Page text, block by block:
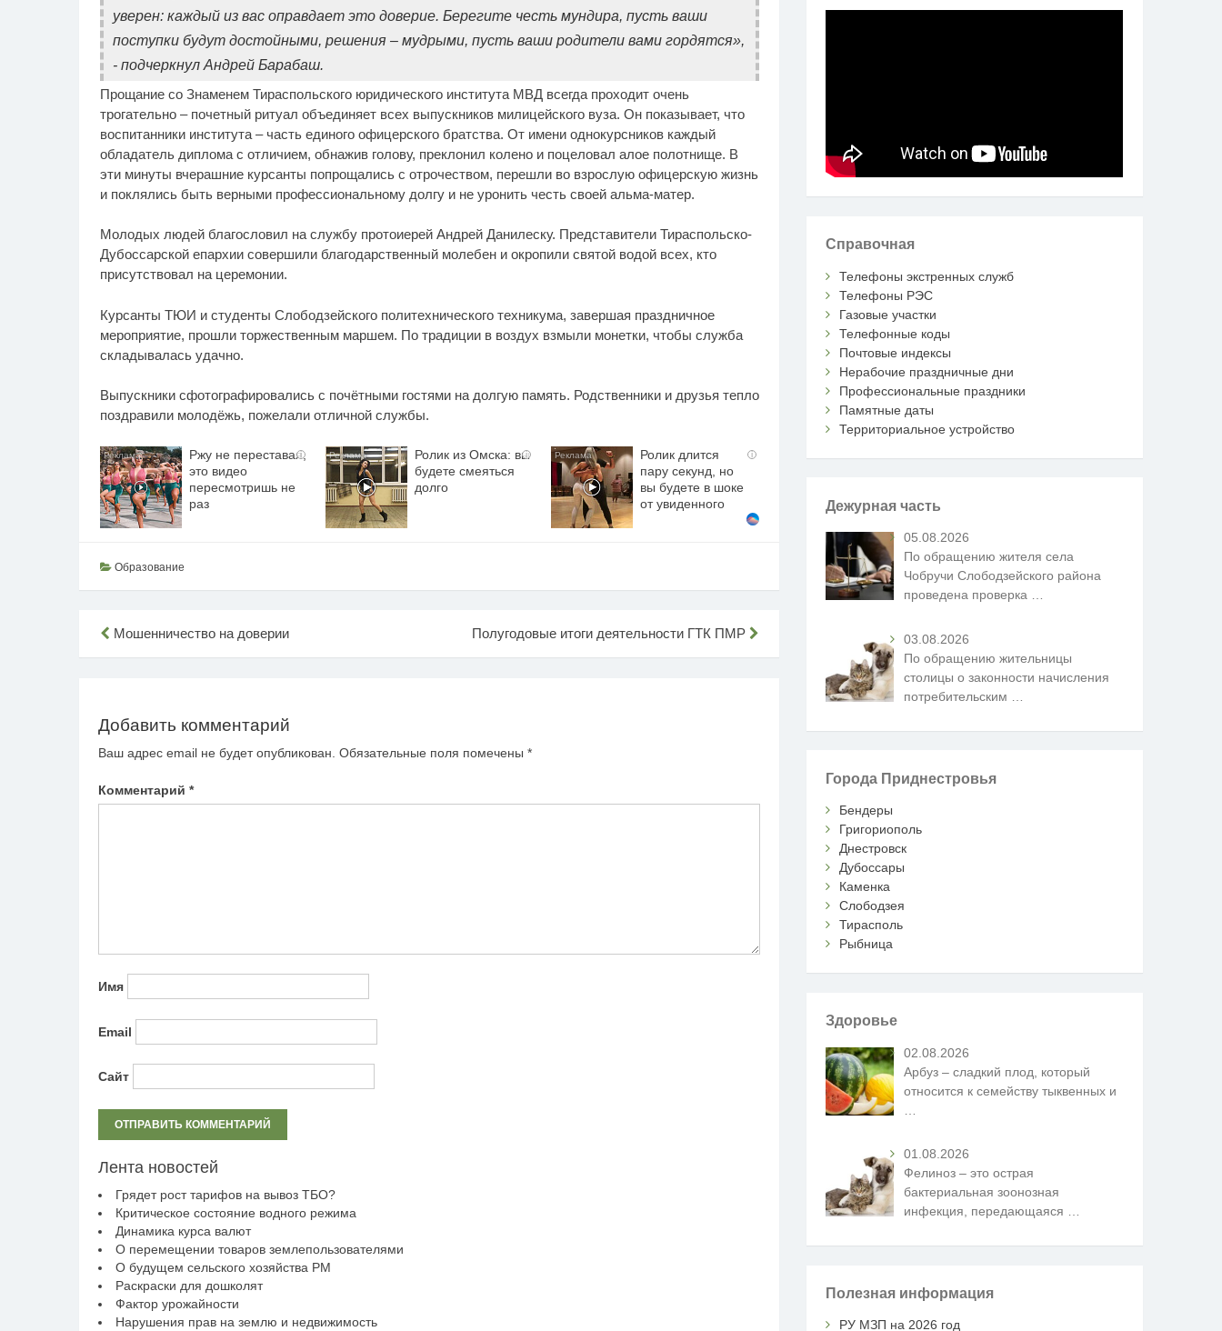
уверен: каждый из вас оправдает это доверие. Берегите честь мундира, пусть ваши
поступки будут достойными, решения – мудрыми, пусть ваши родители вами гордятся»,
- подчеркнул Андрей Барабаш.
Прощание со Знаменем Тираспольского юридического института МВД всегда проходит очень
трогательно – почетный ритуал объединяет всех выпускников милицейского вуза. Он показывает, что
воспитанники института – часть единого офицерского братства. От имени однокурсников каждый
обладатель диплома с отличием, обнажив голову, преклонил колено и поцеловал алое полотнище. В
эти минуты вчерашние курсанты попрощались с отрочеством, перешли во взрослую офицерскую жизнь
и поклялись быть верными профессиональному долгу и не уронить честь своей альма-матер.
Молодых людей благословил на службу протоиерей Андрей Данилеску. Представители Тираспольско-
Дубоссарской епархии совершили благодарственный молебен и окропили святой водой всех, кто
присутствовал на церемонии.
Курсанты ТЮИ и студенты Слободзейского политехнического техникума, завершая праздничное
мероприятие, прошли торжественным маршем. По традиции в воздух взмыли монетки, чтобы служба
складывалась удачно.
Выпускники сфотографировались с почётными гостями на долгую память. Родственники и друзья тепло
поздравили молодёжь, пожелали отличной службы.
i
Ржу не переставая,
это видео
пересмотришь не
раз
i
Ролик из Омска: вы
будете смеяться
долго
i
Ролик длится
пару секунд, но
вы будете в шоке
от увиденного
Образование
Навигация
Мошенничество на доверии Полугодовые итоги деятельности ГТК ПМР
Добавить комментарий
Ваш адрес email не будет опубликован. Обязательные поля помечены *
Комментарий *
Имя
Email
Сайт
Лента новостей
Грядет рост тарифов на вывоз ТБО?
Критическое состояние водного режима
Динамика курса валют
О перемещении товаров землепользователями
О будущем сельского хозяйства РМ
Раскраски для дошколят
Фактор урожайности
Нарушения прав на землю и недвижимость
Справочная
Телефоны экстренных служб
Телефоны РЭС
Газовые участки
Телефонные коды
Почтовые индексы
Нерабочие праздничные дни
Профессиональные праздники
Памятные даты
Территориальное устройство
Дежурная часть
05.08.2026
По обращению жителя села
Чобручи Слободзейского района
проведена проверка …
03.08.2026
По обращению жительницы
столицы о законности начисления
потребительским
Города Приднестровья
Бендеры
Григориополь
Днестровск
Дубоссары
Каменка
Слободзея
Тирасполь
Рыбница
Здоровье
02.08.2026
Арбуз – сладкий плод, который
относится к семейству тыквенных и
01.08.2026
Фелиноз – это острая
бактериальная зоонозная
инфекция, передающаяся
Полезная информация
РУ МЗП на 2026 год